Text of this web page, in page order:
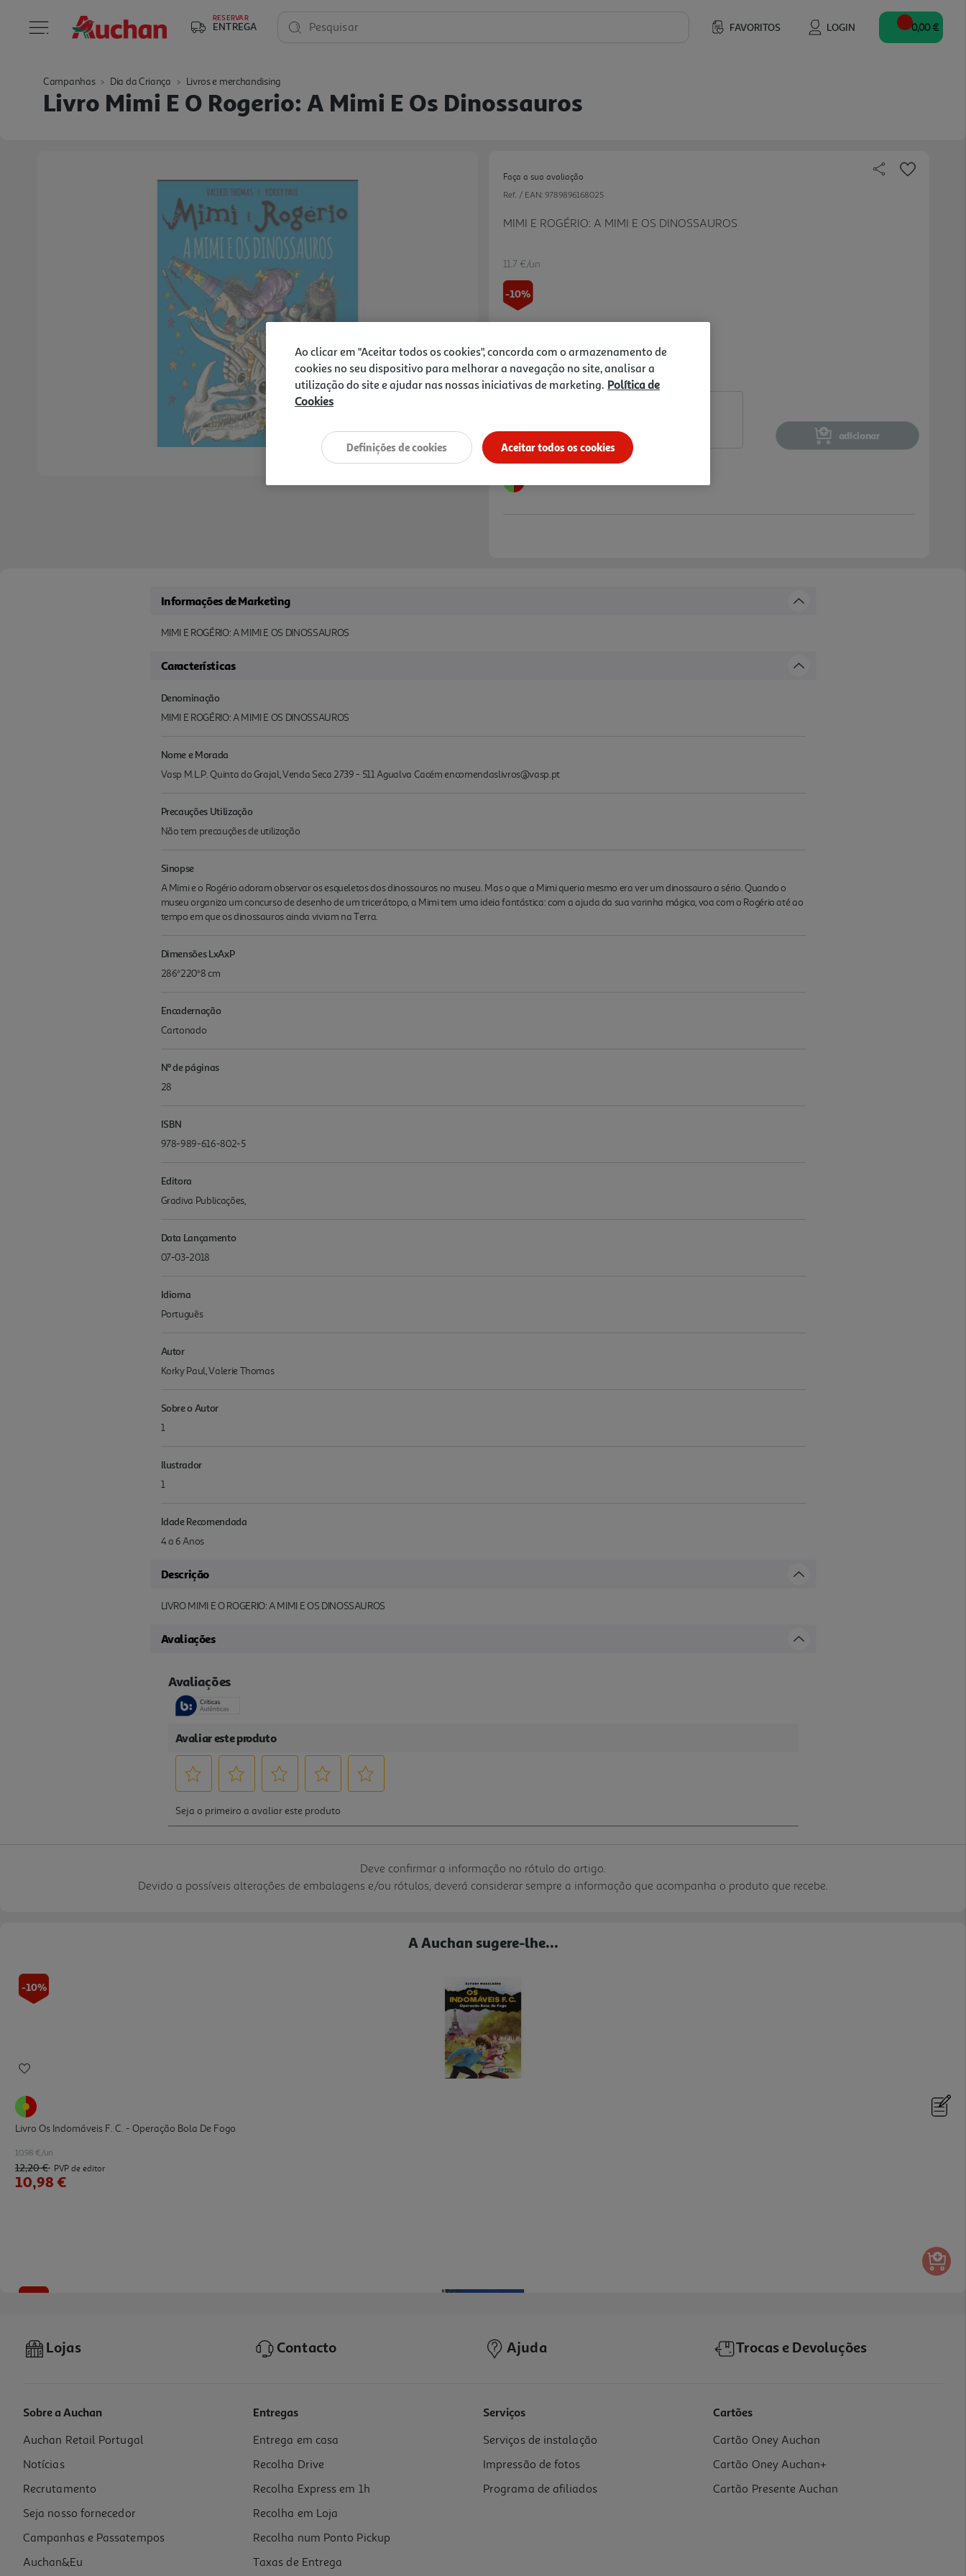
RESERVAR
ENTREGA FAVORITOS LOGIN
Pesquisar 0,00 €
Campanhas Dia da Criança Livros e merchandising
Livro Mimi E O Rogerio: A Mimi E Os Dinossauros
Faça a sua avaliação
Ref. / EAN: 9789896168025
MIMI E ROGÉRIO: A MIMI E OS DINOSSAUROS
11.7 €/un
-10%
11,70 €
Notas de preparação
adicionar
Informações de Marketing
MIMI E ROGÉRIO: A MIMI E OS DINOSSAUROS
Características
Denominação
MIMI E ROGÉRIO: A MIMI E OS DINOSSAUROS
Nome e Morada
Vasp M.L.P. Quinta do Grajal, Venda Seca 2739 - 511 Agualva Cacém encomendaslivros@vasp.pt
Precauções Utilização
Não tem precauções de utilização
Sinopse
A Mimi e o Rogério adoram observar os esqueletos dos dinossauros no museu. Mas o que a Mimi queria mesmo era ver um dinossauro a sério. Quando o
museu organiza um concurso de desenho de um tricerátopo, a Mimi tem uma ideia fantástica: com a ajuda da sua varinha mágica, voa com o Rogério até ao
tempo em que os dinossauros ainda viviam na Terra.
Dimensões LxAxP
286*220*8 cm
Encadernação
Cartonado
Nº de páginas
28
ISBN
978-989-616-802-5
Editora
Gradiva Publicações,
Data Lançamento
07-03-2018
Idioma
Português
Autor
Korky Paul, Valerie Thomas
Sobre o Autor
1
Ilustrador
1
Idade Recomendada
4 a 6 Anos
Descrição
LIVRO MIMI E O ROGERIO: A MIMI E OS DINOSSAUROS
Avaliações
Deve confirmar a informação no rótulo do artigo.
Devido a possíveis alterações de embalagens e/ou rótulos, deverá considerar sempre a informação que acompanha o produto que recebe.
A Auchan sugere-lhe...
-10%
Livro Os Indomáveis F. C. - Operação Bola De Fogo
10.98 €/un
12,20 € PVP de editor
10,98 €
Livro A Filha Do Grufalão
12.51 €/un
12,51 €
Lojas Contacto Ajuda Trocas e Devoluções
Sobre a Auchan
Auchan Retail Portugal
Notícias
Recrutamento
Seja nosso fornecedor
Campanhas e Passatempos
Auchan&Eu
Entregas
Entrega em casa
Recolha Drive
Recolha Express em 1h
Recolha em Loja
Recolha num Ponto Pickup
Taxas de Entrega
Serviços
Serviços de instalação
Impressão de fotos
Programa de afiliados
Cartões
Cartão Oney Auchan
Cartão Oney Auchan+
Cartão Presente Auchan
Ao clicar em "Aceitar todos os cookies", concorda com o armazenamento de
cookies no seu dispositivo para melhorar a navegação no site, analisar a
utilização do site e ajudar nas nossas iniciativas de marketing. Política de
Cookies
Aceitar todos os cookies
Definições de cookies